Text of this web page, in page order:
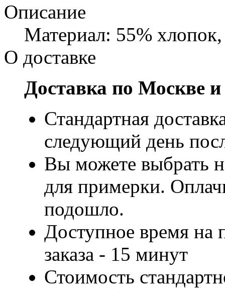
Описание
Материал: 55%
О доставке
Доставка по Москве
Стандартная
следующий день
Вы можете выбрать
для примерки.
подошло.
Доступное время на
заказа - 15 минут
Стоимость